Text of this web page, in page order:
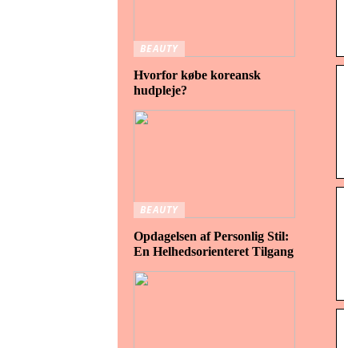
BEAUTY
Hvorfor købe koreansk
hudpleje?
BEAUTY
Opdagelsen af Personlig Stil:
En Helhedsorienteret Tilgang